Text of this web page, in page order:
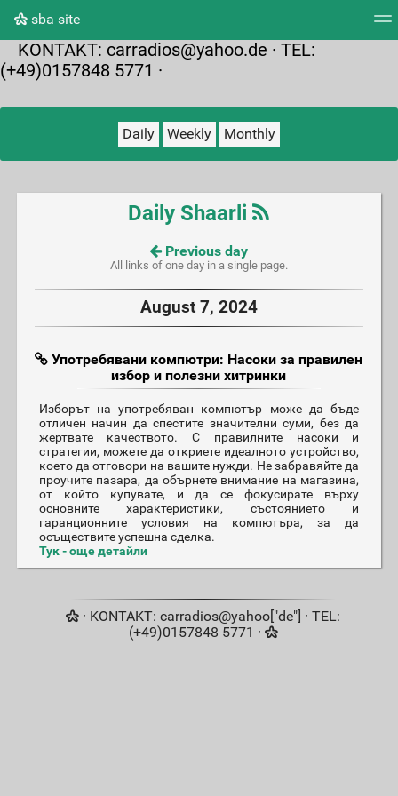
sba site
Tag cloud Picture wall Daily RSS Feed
KONTAKT: carradios@yahoo.de · TEL:
(+49)0157848 5771 ·
Daily Weekly Monthly
Daily Shaarli
Previous day
All links of one day in a single page.
August 7, 2024
Употребявани компютри: Насоки за правилен
избор и полезни хитринки
Изборът на употребяван компютър може да бъде
отличен начин да спестите значителни суми, без да
жертвате качеството. С правилните насоки и
стратегии, можете да откриете идеалното устройство,
което да отговори на вашите нужди. Не забравяйте да
проучите пазара, да обърнете внимание на магазина,
от който купувате, и да се фокусирате върху
основните характеристики, състоянието и
гаранционните условия на компютъра, за да
осъществите успешна сделка.
Тук - още детайли
· KONTAKT: carradios@yahoo["de"] · TEL:
(+49)0157848 5771 ·